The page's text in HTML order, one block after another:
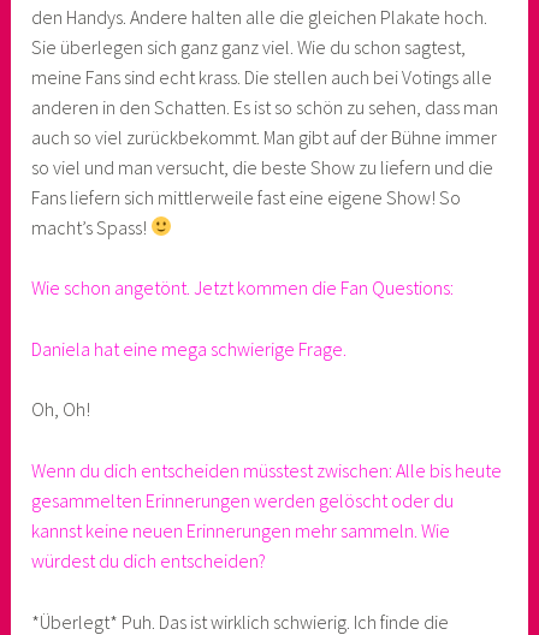
den Handys. Andere halten alle die gleichen Plakate hoch.
Sie überlegen sich ganz ganz viel. Wie du schon sagtest,
meine Fans sind echt krass. Die stellen auch bei Votings alle
anderen in den Schatten. Es ist so schön zu sehen, dass man
auch so viel zurückbekommt. Man gibt auf der Bühne immer
so viel und man versucht, die beste Show zu liefern und die
Fans liefern sich mittlerweile fast eine eigene Show! So
macht’s Spass!
Wie schon angetönt. Jetzt kommen die Fan Questions:
Daniela hat eine mega schwierige Frage.
Oh, Oh!
Wenn du dich entscheiden müsstest zwischen: Alle bis heute
gesammelten Erinnerungen werden gelöscht oder du
kannst keine neuen Erinnerungen mehr sammeln. Wie
würdest du dich entscheiden?
*Überlegt* Puh. Das ist wirklich schwierig. Ich finde die